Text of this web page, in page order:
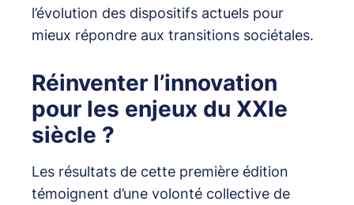
l’évolution des dispositifs actuels pour
mieux répondre aux transitions sociétales.
Réinventer l’innovation
pour les enjeux du XXIe
siècle ?
Les résultats de cette première édition
témoignent d’une volonté collective de